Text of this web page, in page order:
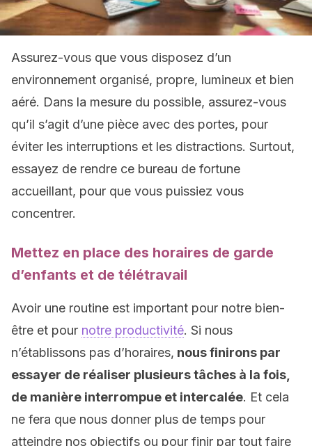
Assurez-vous que vous disposez d’un
environnement organisé, propre, lumineux et bien
aéré. Dans la mesure du possible, assurez-vous
qu’il s’agit d’une pièce avec des portes, pour
éviter les interruptions et les distractions. Surtout,
essayez de rendre ce bureau de fortune
accueillant, pour que vous puissiez vous
concentrer.
Mettez en place des horaires de garde
d’enfants et de télétravail
Avoir une routine est important pour notre bien-
être et pour notre productivité. Si nous
n’établissons pas d’horaires, nous finirons par
essayer de réaliser plusieurs tâches à la fois,
de manière interrompue et intercalée. Et cela
ne fera que nous donner plus de temps pour
atteindre nos objectifs ou pour finir par tout faire